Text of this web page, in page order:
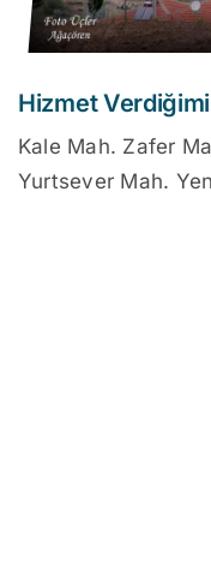
Hizmet
Kale Mah. Zafer
Yurtsever Mah.